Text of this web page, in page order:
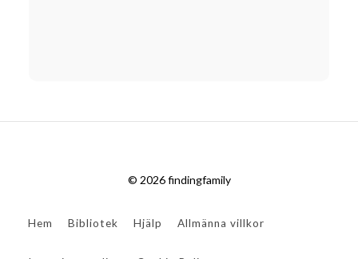
© 2026 findingfamily
Hem Bibliotek Hjälp Allmänna villkor